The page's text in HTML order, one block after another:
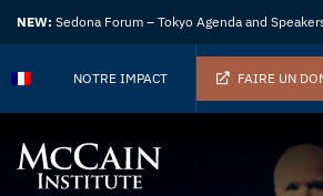
NEW: Sedona Forum – Tokyo Agenda and
NOTRE IMPACT FAIRE UN